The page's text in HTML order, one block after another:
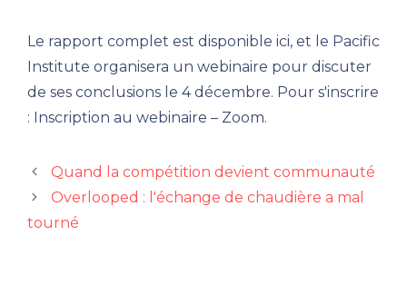
Le rapport complet est disponible ici, et le Pacific
Institute organisera un webinaire pour discuter
de ses conclusions le 4 décembre. Pour s'inscrire
: Inscription au webinaire – Zoom.
Quand la compétition devient communauté
Overlooped : l'échange de chaudière a mal
tourné